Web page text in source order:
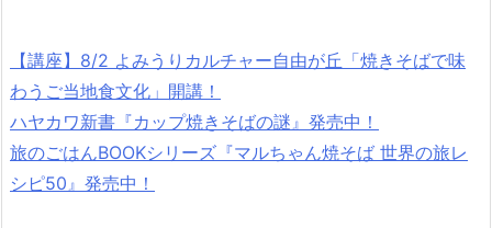
【講座】8/2 よみうりカルチャー自由が丘「焼きそばで味
わうご当地食文化」開講！
ハヤカワ新書『カップ焼きそばの謎』発売中！
旅のごはんBOOKシリーズ『マルちゃん焼そば 世界の旅レ
シピ50』発売中！